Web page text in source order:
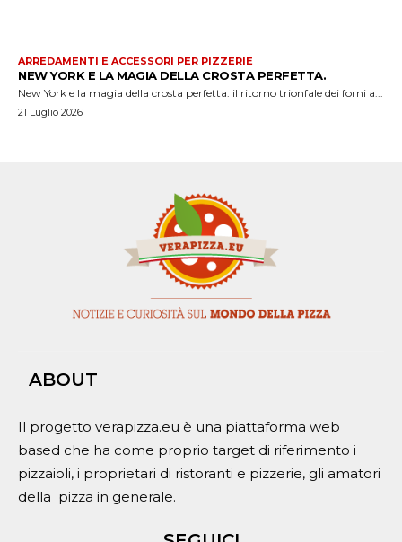
ARREDAMENTI E ACCESSORI PER PIZZERIE
NEW YORK E LA MAGIA DELLA CROSTA PERFETTA.
New York e la magia della crosta perfetta: il ritorno trionfale dei forni a...
21 Luglio 2026
ABOUT
Il progetto verapizza.eu è una piattaforma web
based che ha come proprio target di riferimento i
pizzaioli, i proprietari di ristoranti e pizzerie, gli amatori
della pizza in generale.